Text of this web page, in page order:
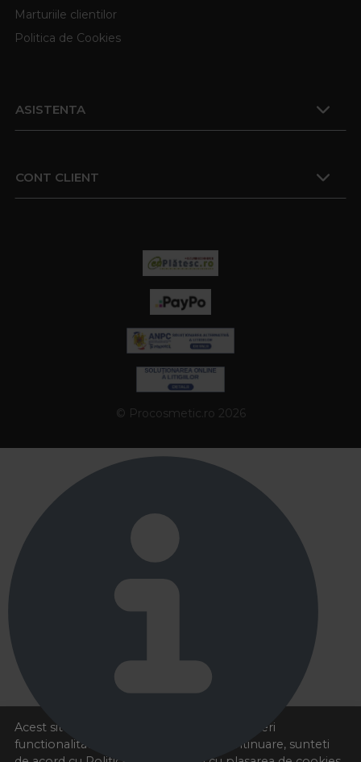
Acest site foloseste cookies pentru a va oferi
functionalitatea dorita. Navigand in continuare, sunteti
Marturiile clientilor
Politica de Cookies
ASISTENTA
CONT CLIENT
© Procosmetic.ro 2026